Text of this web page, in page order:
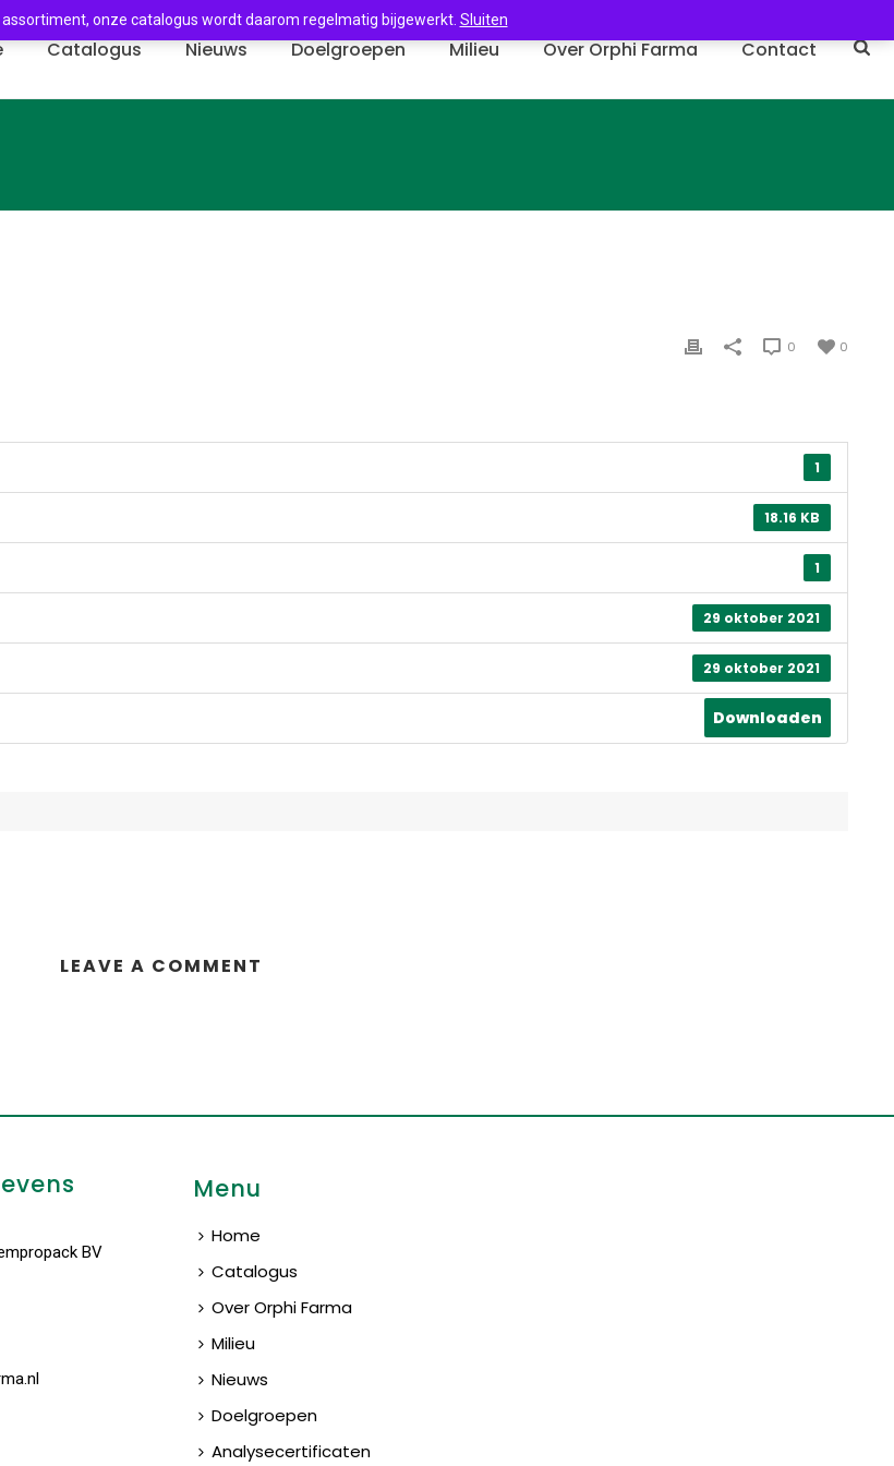
Catalogus Nieuws Doelgroepen Milieu Over Orphi Farma Contact
0
0
1
18.16 KB
1
29 oktober 2021
29 oktober 2021
Downloaden
LEAVE A COMMENT
BV
Menu
Home
Catalogus
Over Orphi Farma
Milieu
Nieuws
Doelgroepen
Analysecertificaten
onze catalogus wordt daarom regelmatig bijgewerkt. Sluiten